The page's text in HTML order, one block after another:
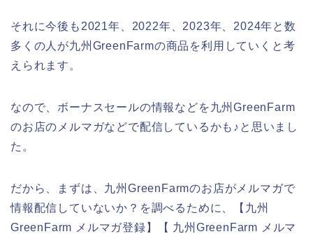
それに今後も2021年、2022年、2023年、2024年と数
多くの人が九州GreenFarmの商品を利用していくと考
えられます。
なので、ボーナスセールの情報などを九州GreenFarm
のお店のメルマガなどで配信しているかも♪と思いまし
た。
だから、まずは、九州GreenFarmのお店がメルマガで
情報配信していないか？を調べるために、【九州
GreenFarm メルマガ登録】【 九州GreenFarm メルマ